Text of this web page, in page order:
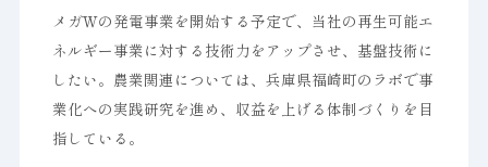
メガＷの発電事業を開始する予定で、当社の再生可能エ
ネルギー事業に対する技術力をアップさせ、基盤技術に
したい。農業関連については、兵庫県福崎町のラボで事
業化への実践研究を進め、収益を上げる体制づくりを目
指している。